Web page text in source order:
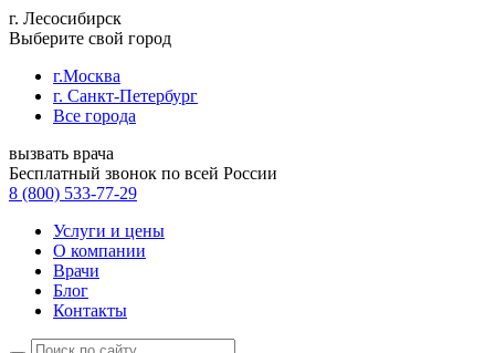
г. Лесосибирск
Выберите свой город
г.Москва
г. Санкт-Петербург
Все города
вызвать врача
Бесплатный звонок по всей России
8 (800) 533-77-29
Услуги и цены
О компании
Врачи
Блог
Контакты